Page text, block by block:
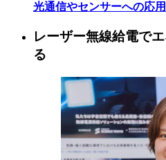
光通信やセンサーへの応
レーザー無線給電で
る